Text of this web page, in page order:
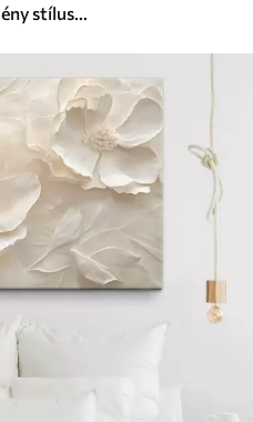
Absztrakt festmény olajfestmény stílusban